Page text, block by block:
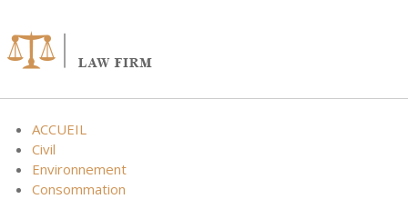
content
ACCUEIL
Civil
Environnement
Consommation